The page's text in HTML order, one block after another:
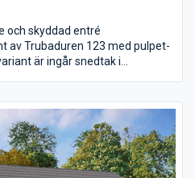
och skyddad entré
av Trubaduren 123 med pulpet-
är ingår snedtak i
en gemensam matplats för alla
skyddad under ett tak som
garaget går det också att ta
för klädvård. I den här delen av
ett allrum.